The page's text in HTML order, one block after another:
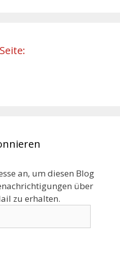
an, um diesen Blog
über
zu erhalten.